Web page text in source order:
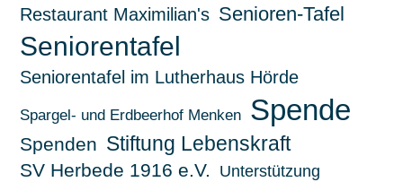
Restaurant Maximilian's Senioren-Tafel
Seniorentafel
Seniorentafel im Lutherhaus Hörde
Spargel- und Erdbeerhof Menken Spende
Spenden Stiftung Lebenskraft
SV Herbede 1916 e.V. Unterstützung